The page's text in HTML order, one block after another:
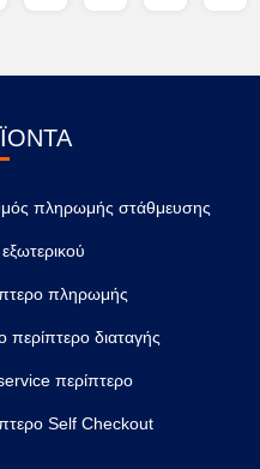
πληρωμής στάθμευσης
πληρωμής
περίπτερο διαταγής
περίπτερο
Self Checkout